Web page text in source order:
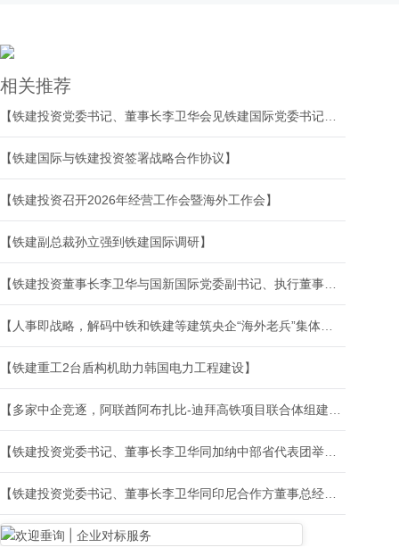
相关推荐
【铁建投资党委书记、董事长李卫华会见铁建国际党委书记、董事长徐华祥】
【铁建国际与铁建投资签署战略合作协议】
【铁建投资召开2026年经营工作会暨海外工作会】
【铁建副总裁孙立强到铁建国际调研】
【铁建投资董事长李卫华与国新国际党委副书记、执行董事、总经理单一举行会谈】
【人事即战略，解码中铁和铁建等建筑央企“海外老兵”集体上位的深层逻辑与全球领跑新局】
【铁建重工2台盾构机助力韩国电力工程建设】
【多家中企竞逐，阿联酋阿布扎比-迪拜高铁项目联合体组建情况披露】
【铁建投资党委书记、董事长李卫华同加纳中部省代表团举行会谈】
【铁建投资党委书记、董事长李卫华同印尼合作方董事总经理伊尔万举行会谈】